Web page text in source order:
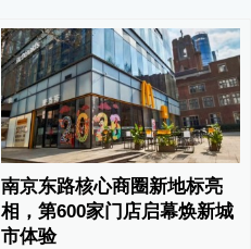
南京东路核心商圈新地标亮
相，第600家门店启幕焕新城
市体验